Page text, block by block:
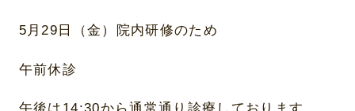
5月29日（金）院内研修のため
午前休診